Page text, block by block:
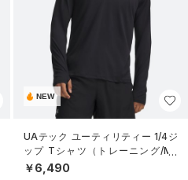
NEW
UAテック ユーティリティー 1/4ジ
ップ Tシャツ（トレーニング/ME
N）
￥6,490